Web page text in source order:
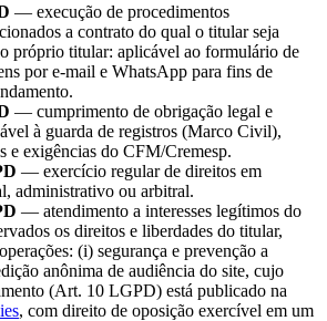
— execução de procedimentos
a contrato do qual o titular seja
próprio titular: aplicável ao formulário de
por e-mail e WhatsApp para fins de
— cumprimento de obrigação legal e
à guarda de registros (Marco Civil),
e exigências do CFM/Cremesp.
— exercício regular de direitos em
administrativo ou arbitral.
— atendimento a interesses legítimos do
os direitos e liberdades do titular,
(i) segurança e prevenção a
anônima de audiência do site, cujo
(Art. 10 LGPD) está publicado na
, com direito de oposição exercível em um